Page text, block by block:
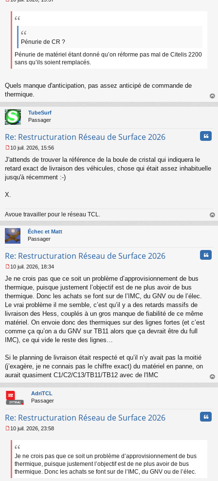
e
n
u
Pénurie de CR ?
Pénurie de matériel étant donné qu’on réforme pas mal de Citelis 2200
sans qu’ils soient remplacés.
Quels manque d'anticipation, pas assez anticipé de commande de
thermique.
au
TubeSurf
Passager
Re: Restructuration Réseau de Surface 2026
e
s
s
e
l
u
10 juil. 2026, 15:56
J'attends de trouver la référence de la boule de cristal qui indiquera le
retard exact de livraison des véhicules, chose qui était assez inhabituelle
jusqu'à récemment :-)
X.
Avoue travailler pour le réseau TCL.
au
Échec et Matt
Passager
Re: Restructuration Réseau de Surface 2026
e
s
s
g
e
n
o
n
10 juil. 2026, 18:34
Je ne crois pas que ce soit un problème d’approvisionnement de bus
thermique, puisque justement l’objectif est de ne plus avoir de bus
thermique. Donc les achats se font sur de l’IMC, du GNV ou de l’élec.
Le vrai problème il me semble, c’est qu’il y a des retards massifs de
livraison des Hess, couplés à un gros manque de fiabilité de ce même
matériel. On envoie donc des thermiques sur des lignes fortes (et c’est
comme ça qu’on a du GNV sur TB11 alors que ça devrait être du full
IMC), ce qui vide le reste des lignes…
Si le planning de livraison était respecté et qu’il n’y avait pas la moitié
(j’exagère, je ne connais pas le chiffre exact) du matériel en panne, on
aurait quasiment C1/C2/C13/TB11/TB12 avec de l'IMC
au
AdriTCL
Passager
Re: Restructuration Réseau de Surface 2026
e
e
10 juil. 2026, 23:58
Je ne crois pas que ce soit un problème d’approvisionnement de bus
thermique, puisque justement l’objectif est de ne plus avoir de bus
thermique. Donc les achats se font sur de l’IMC, du GNV ou de l’élec.